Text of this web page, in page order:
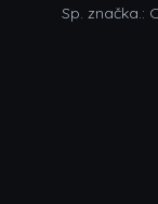
Sp. značka.: